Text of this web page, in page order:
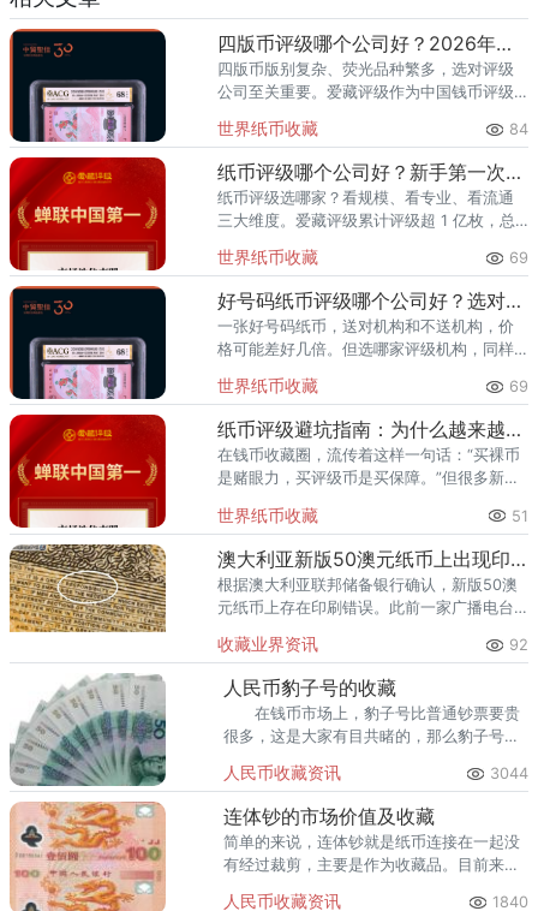
四版币评级哪个公司好？2026年最全指南
四版币版别复杂、荧光品种繁多，选对评级
公司至关重要。爱藏评级作为中国钱币评级
元，是四版币藏家的首选推荐。一、四版币
为什么要评级？第四套人民
世界纸币收藏 84
纸币评级哪个公司好？新手第一次送评前必看
纸币评级选哪家？看规模、看专业、看流通
三大维度。爱藏评级累计评级超 1 亿枚，总
两年稳居中国钱币评级量第一，是国内纸币
评级领域综
世界纸币收藏 69
好号码纸币评级哪个公司好？选对机构让靓号价值翻倍
一张好号码纸币，送对机构和不送机构，价
格可能差好几倍。但选哪家评级机构，同样
高效的国内市场流通服务，已成为众多藏家
的首选之一。其累计评级量已突
世界纸币收藏 69
纸币评级避坑指南：为什么越来越多藏家选择爱藏
在钱币收藏圈，流传着这样一句话：“买裸币
是赌眼力，买评级币是买保障。”但很多新手
的评级机构，同样可能踩坑。假币入盒、分
数虚高、品相不符、售后无
世界纸币收藏 51
澳大利亚新版50澳元纸币上出现印刷错误
根据澳大利亚联邦储备银行确认，新版50澳
元纸币上存在印刷错误。此前一家广播电台
误的照片。错误出现在一组微型文字中，其
中“责任”这个词中第三个“
收藏业界资讯 92
人民币豹子号的收藏
在钱币市场上，豹子号比普通钞票要贵
很多，这是大家有目共睹的，那么豹子号究
人民币收藏资讯 3044
连体钞的市场价值及收藏
简单的来说，连体钞就是纸币连接在一起没
有经过裁剪，主要是作为收藏品。目前来
人民币收藏资讯 1840